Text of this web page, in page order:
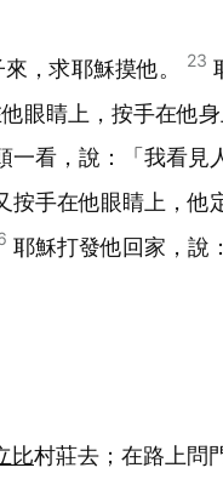
，求耶穌摸他。 23
眼睛上，按手在他
一看，說：「我看見
按手在他眼睛上，他
耶穌打發他回家，說
比村莊去；在路上問